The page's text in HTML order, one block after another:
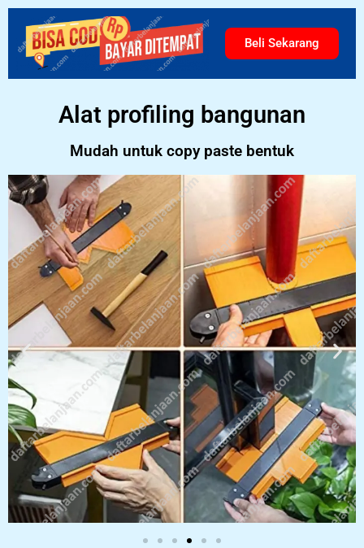
Beli Sekarang
Alat profiling bangunan
Mudah untuk copy paste bentuk